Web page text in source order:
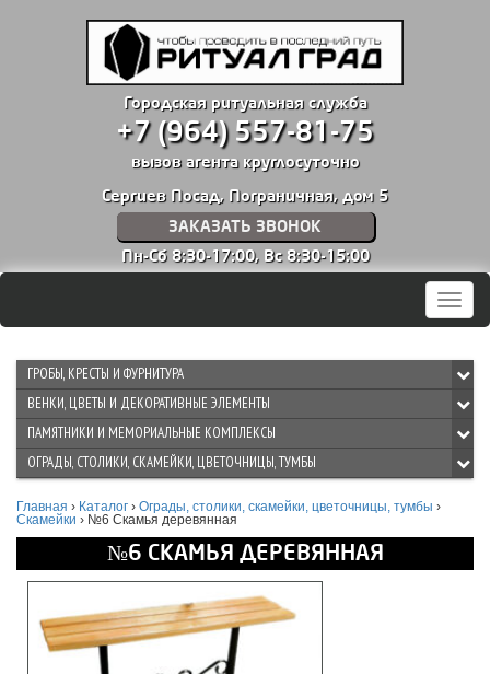
Городская ритуальная служба
+7 (964) 557-81-75
вызов агента круглосуточно
Сергиев Посад, Пограничная, дом 5
ЗАКАЗАТЬ ЗВОНОК
Пн-Сб 8:30-17:00, Вс 8:30-15:00
Меню
ГРОБЫ, КРЕСТЫ И ФУРНИТУРА
ВЕНКИ, ЦВЕТЫ И ДЕКОРАТИВНЫЕ ЭЛЕМЕНТЫ
ПАМЯТНИКИ И МЕМОРИАЛЬНЫЕ КОМПЛЕКСЫ
ОГРАДЫ, СТОЛИКИ, СКАМЕЙКИ, ЦВЕТОЧНИЦЫ, ТУМБЫ
Главная › Каталог › Ограды, столики, скамейки, цветочницы, тумбы ›
Скамейки › №6 Скамья деревянная
№6 СКАМЬЯ ДЕРЕВЯННАЯ